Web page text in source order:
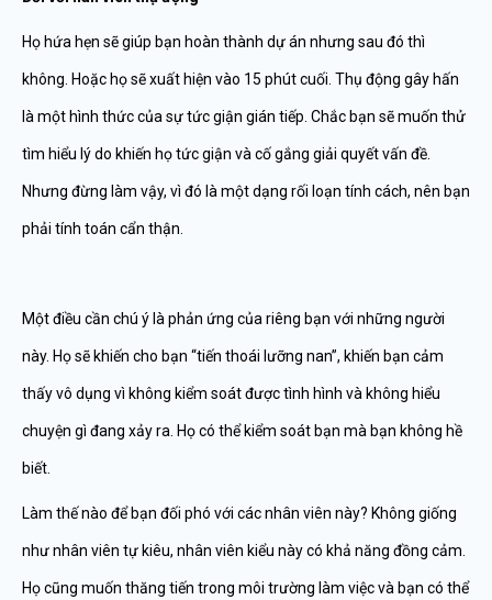
Họ hứa hẹn sẽ giúp bạn hoàn thành dự án nhưng sau đó thì
không. Hoặc họ sẽ xuất hiện vào 15 phút cuối. Thụ động gây hấn
là một hình thức của sự tức giận gián tiếp. Chắc bạn sẽ muốn thử
tìm hiểu lý do khiến họ tức giận và cố gắng giải quyết vấn đề.
Nhưng đừng làm vậy, vì đó là một dạng rối loạn tính cách, nên bạn
phải tính toán cẩn thận.
Một điều cần chú ý là phản ứng của riêng bạn với những người
này. Họ sẽ khiến cho bạn “tiến thoái lưỡng nan”, khiến bạn cảm
thấy vô dụng vì không kiểm soát được tình hình và không hiểu
chuyện gì đang xảy ra. Họ có thể kiểm soát bạn mà bạn không hề
biết.
Làm thế nào để bạn đối phó với các nhân viên này? Không giống
như nhân viên tự kiêu, nhân viên kiểu này có khả năng đồng cảm.
Họ cũng muốn thăng tiến trong môi trường làm việc và bạn có thể